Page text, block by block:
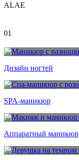
ALAE
01
Дизайн ногтей
SPA-маникюр
Аппаратный маникюр